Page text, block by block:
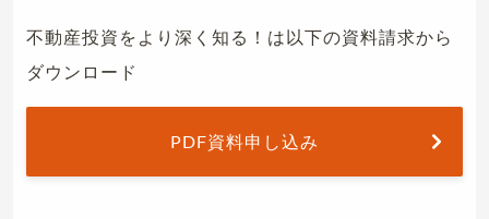
不動産投資をより深く知る！は以下の資料請求から
ダウンロード
PDF資料申し込み